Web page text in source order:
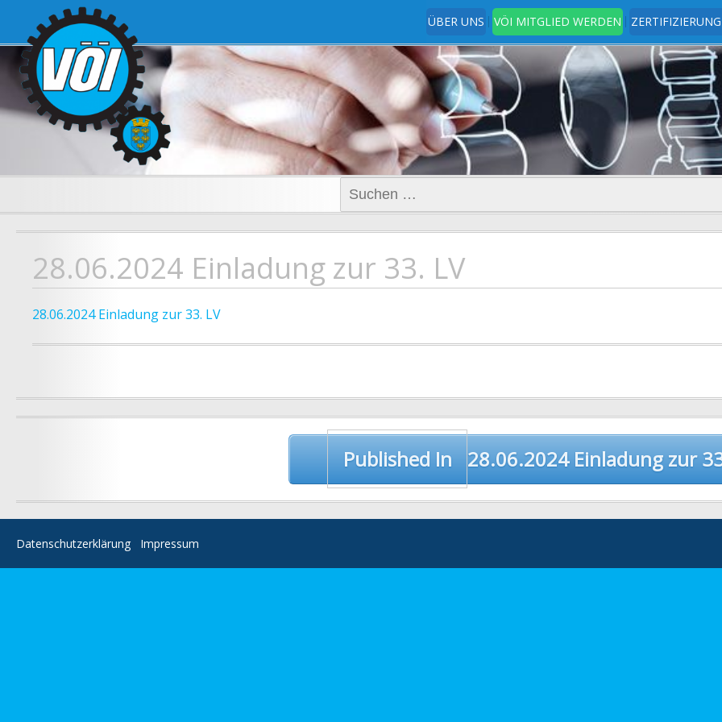
ÜBER UNS VÖI MITGLIED WERDEN
voi-noe.at www.ingenieurverein.at
Suchen
nach:
28.06.2024 Einladung zur 33. LV
28.06.2024 Einladung zur 33. LV
Published In 28.06.2024 Einladung zur
Datenschutzerklärung Impressum